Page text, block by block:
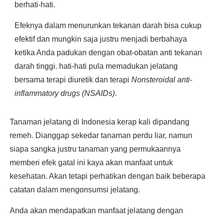
berhati-hati.
Efeknya dalam menurunkan tekanan darah bisa cukup
efektif dan mungkin saja justru menjadi berbahaya
ketika Anda padukan dengan obat-obatan anti tekanan
darah tinggi. hati-hati pula memadukan jelatang
bersama terapi diuretik dan terapi Nonsteroidal anti-
inflammatory drugs (NSAIDs).
Tanaman jelatang di Indonesia kerap kali dipandang
remeh. Dianggap sekedar tanaman perdu liar, namun
siapa sangka justru tanaman yang permukaannya
memberi efek gatal ini kaya akan manfaat untuk
kesehatan. Akan tetapi perhatikan dengan baik beberapa
catatan dalam mengonsumsi jelatang.
Anda akan mendapatkan manfaat jelatang dengan